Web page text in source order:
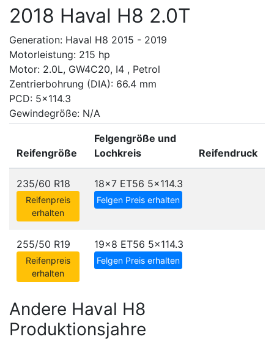
2018 Haval H8 2.0T
Generation: Haval H8 2015 - 2019
Motorleistung: 215 hp
Motor: 2.0L, GW4C20, I4 , Petrol
Zentrierbohrung (DIA): 66.4 mm
PCD: 5x114.3
Gewindegröße: N/A
Reifengröße
Felgengröße und
Lochkreis
Reifendruck
235/60 R18
Reifenpreis
erhalten
18x7 ET56 5x114.3
Felgen Preis erhalten
255/50 R19
Reifenpreis
erhalten
19x8 ET56 5x114.3
Felgen Preis erhalten
Andere Haval H8
Produktionsjahre